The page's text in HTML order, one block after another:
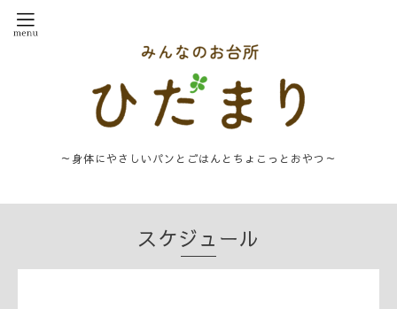
～身体にやさしいパンとごはんとちょこっとおやつ～
スケジュール